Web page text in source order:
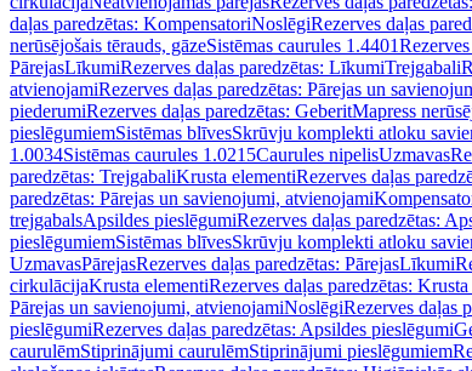
daļas paredzētas: KompensatoriNoslēgiRezerves daļas
nerūsējošais tērauds, gāzeSistēmas caurules 1.4401
PārejasLīkumiRezerves daļas paredzētas: LīkumiTrejgabali
atvienojamiRezerves daļas paredzētas: Pārejas un
piederumiRezerves daļas paredzētas: GeberitMapress
pieslēgumiemSistēmas blīvesSkrūvju komplekti atloku
1.0034Sistēmas caurules 1.0215Caurules nipelisUzmavas
paredzētas: TrejgabaliKrusta elementiRezerves daļas
paredzētas: Pārejas un savienojumi, atvienojami
trejgabalsApsildes pieslēgumiRezerves daļas paredzētas:
pieslēgumiemSistēmas blīvesSkrūvju komplekti atloku
UzmavasPārejasRezerves daļas paredzētas: PārejasLīkumi
cirkulācijaKrusta elementiRezerves daļas paredzētas:
Pārejas un savienojumi, atvienojamiNoslēgiRezerves daļas
pieslēgumiRezerves daļas paredzētas: Apsildes pieslēgumi
caurulēmStiprinājumi caurulēmStiprinājumi pieslēgumiem